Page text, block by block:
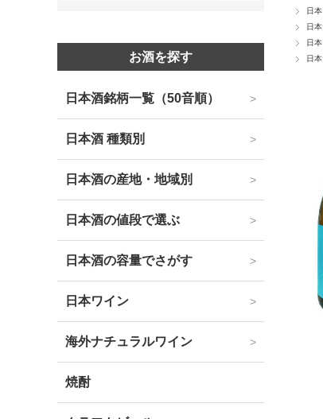
日
日
日
日
お酒を探す
日本酒銘柄一覧（50音順）
日本酒 種類別
日本酒の産地・地域別
日本酒の値段で選ぶ
日本酒の容量でさがす
日本ワイン
海外ナチュラルワイン
焼酎